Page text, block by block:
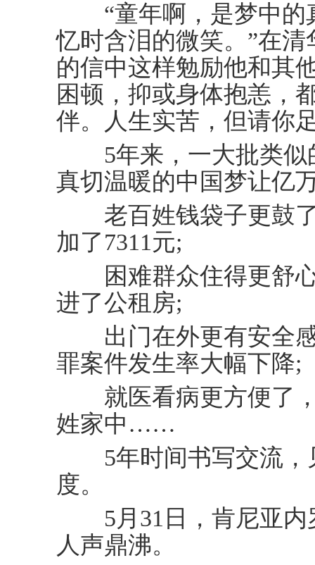
“童年啊，是梦中的
忆时含泪的微笑。”在
的信中这样勉励他和
困顿，抑或身体抱恙，
伴。人生实苦，但请你
5年来，一大批类似
真切温暖的中国梦让亿
老百姓钱袋子更鼓了
加了7311元;
困难群众住得更舒心
进了公租房;
出门在外更有安全感
罪案件发生率大幅下降;
就医看病更方便了，
姓家中……
5年时间书写交流，
度。
5月31日，肯尼亚内
人声鼎沸。